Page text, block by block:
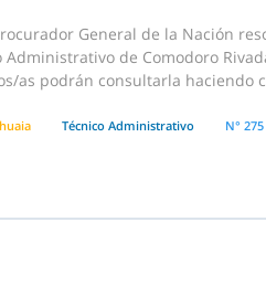
General de la Nación
de Comodoro
as podrán consultarla haciendo
Técnico Administrativo N° 275